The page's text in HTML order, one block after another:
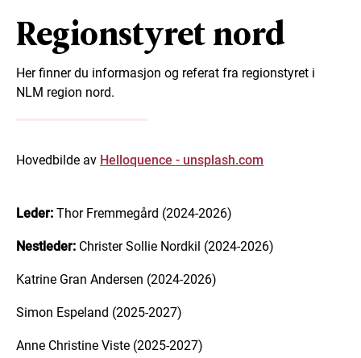
Regionstyret nord
Her finner du informasjon og referat fra regionstyret i
NLM region nord.
Hovedbilde av Helloquence - unsplash.com
Leder: Thor Fremmegård (2024-2026)
Nestleder: Christer Sollie Nordkil (2024-2026)
Katrine Gran Andersen (2024-2026)
Simon Espeland (2025-2027)
Anne Christine Viste (2025-2027)